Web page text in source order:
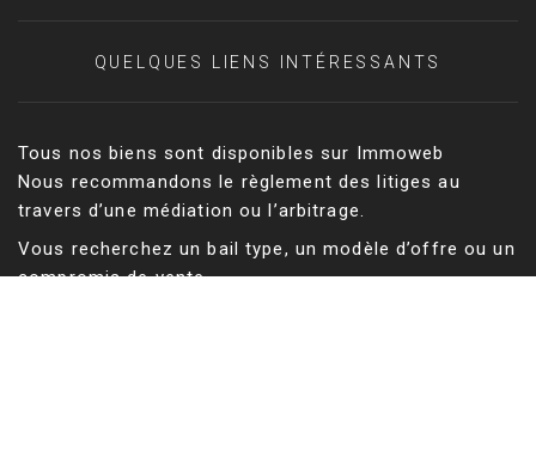
QUELQUES LIENS INTÉRESSANTS
Tous nos biens sont disponibles sur Immoweb
Nous recommandons le règlement des litiges au
travers d’une médiation ou l’arbitrage.
Vous recherchez un bail type, un modèle d’offre ou un
compromis de vente